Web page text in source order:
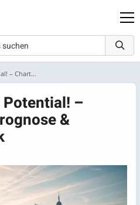
DAX: Bullisches Potential! – Chartanalyse, Prognose & Wochen...
–
&